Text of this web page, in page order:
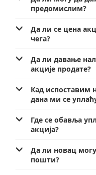
предомислим?
Да ли се цена
чега?
Да ли давање
акције продате?
Кад испоставим
дана ми се
Где се обавља
акција?
Да ли новац
пошти?